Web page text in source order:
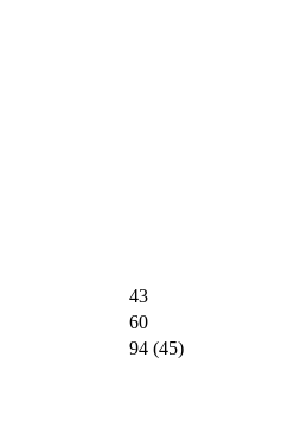
43
60
94 (45)